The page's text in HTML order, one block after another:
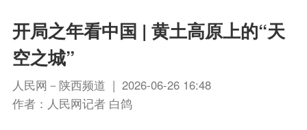
开局之年看中国 | 黄土高原上的“天
空之城”
人民网－陕西频道 | 2026-06-26 16:48
作者：人民网记者 白鸽